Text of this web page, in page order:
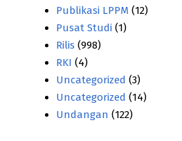
Publikasi LPPM (12)
Pusat Studi (1)
Rilis (998)
RKI (4)
Uncategorized (3)
Uncategorized (14)
Undangan (122)